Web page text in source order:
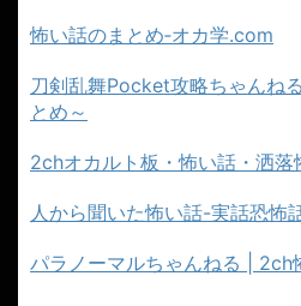
怖い話のまとめ‐オカ学.com
刀剣乱舞Pocket攻略ちゃんね
とめ～
2chオカルト板・怖い話・洒落
人から聞いた怖い話-実話恐怖
パラノーマルちゃんねる | 2ch